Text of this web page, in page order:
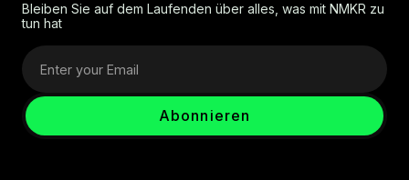
Bleiben Sie auf dem Laufenden über alles, was mit NMKR zu
tun hat